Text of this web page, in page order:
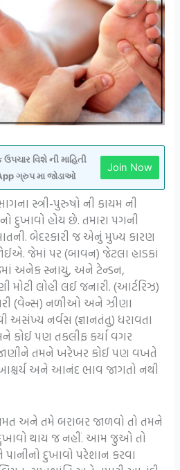
વિશે ની માહિતી
ગ્રુપ મા જોડાઓ
Join Now
સ્ત્રી-પુરુષો ની કાયમ ની
દુખાવો હોય છે. તમારા પગની
બેદરકારી જ એનું મુખ્ય કારણ
જેમાં પર (બાવન) જેટલા હાડકાં
અનેક સ્નાયુ, અને ટેન્ડન,
લોહી લઈ જનારી. (આર્ટરિઝ)
(વેન્સ) નળીઓ અને ઝીણા
અસંખ્ય નર્વસ (જ્ઞાનતંતુ) ધરાવતા
કોઈ પણ તકલીફ કર્યા વગર
તમને ખરેખર કોઈ પણ વખતે
અને આનંદ ભાવ જાગતો નથી
અને તમે બરાબર જાળવો તો તમને
થાય જ નહીં. આમ જુઓ તો
દુખાવો પરેશાન કરવા